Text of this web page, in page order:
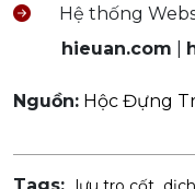
Hệ thống
hieuan.com
Nguồn: Hộc Đựng
Tags: